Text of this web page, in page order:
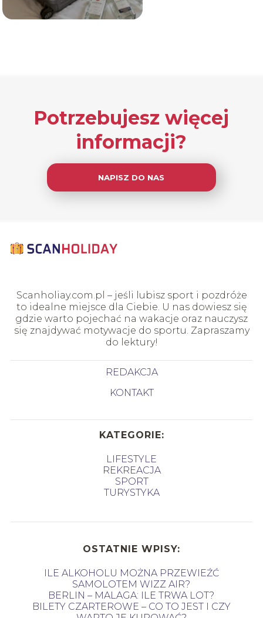
Potrzebujesz więcej
informacji?
NAPISZ DO NAS
Scanholiay.com.pl – jeśli lubisz sport i pozdróże
to idealne miejsce dla Ciebie. U nas dowiesz się
gdzie warto pojechać na wakacje oraz nauczysz
się znajdywać motywacje do sportu. Zapraszamy
do lektury!
REDAKCJA
KONTAKT
KATEGORIE:
LIFESTYLE
REKREACJA
SPORT
TURYSTYKA
OSTATNIE WPISY:
ILE ALKOHOLU MOŻNA PRZEWIEŹĆ
SAMOLOTEM WIZZ AIR?
BERLIN – MALAGA: ILE TRWA LOT?
BILETY CZARTEROWE – CO TO JEST I CZY